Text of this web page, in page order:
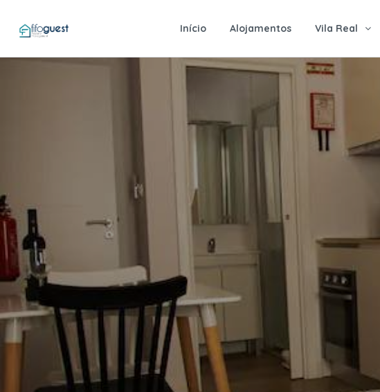
Início Alojamentos Vila Real